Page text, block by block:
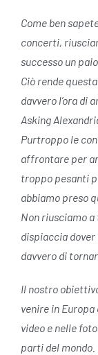
Come ben
concerti,
successo un
Ciò rende
davvero l’ora di
Asking
Purtroppo le
affrontare per
troppo pesanti
abbiamo preso
Non riusciamo
dispiaccia
davvero di
Il nostro
venire in
video e nelle
parti del